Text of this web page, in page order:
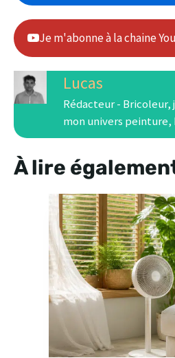
Je m'abonne à la chaine
Lucas
Rédacteur - Bricoleur,
mon univers
À lire